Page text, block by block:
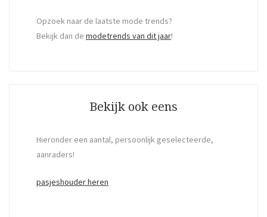
Opzoek naar de laatste mode trends?
Bekijk dan de modetrends van dit jaar!
Bekijk ook eens
Hieronder een aantal, persoonlijk geselecteerde,
aanraders!
pasjeshouder heren